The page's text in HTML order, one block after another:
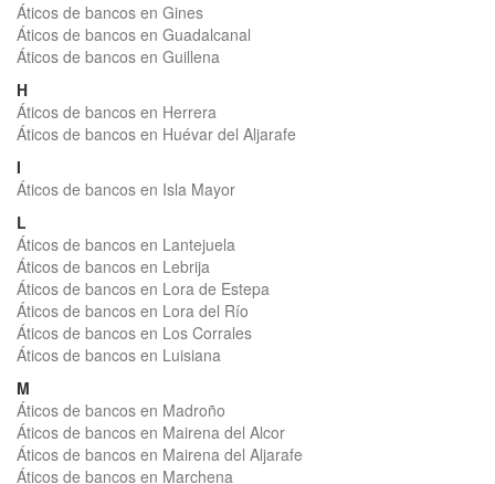
Áticos de bancos en Gines
Áticos de bancos en Guadalcanal
Áticos de bancos en Guillena
H
Áticos de bancos en Herrera
Áticos de bancos en Huévar del Aljarafe
I
Áticos de bancos en Isla Mayor
L
Áticos de bancos en Lantejuela
Áticos de bancos en Lebrija
Áticos de bancos en Lora de Estepa
Áticos de bancos en Lora del Río
Áticos de bancos en Los Corrales
Áticos de bancos en Luisiana
M
Áticos de bancos en Madroño
Áticos de bancos en Mairena del Alcor
Áticos de bancos en Mairena del Aljarafe
Áticos de bancos en Marchena